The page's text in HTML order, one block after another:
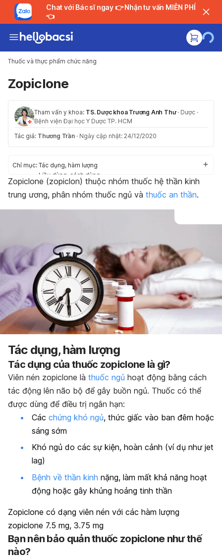
Chat với Bác sĩ ngay 👉 Nhận tư vấn MIỄN PHÍ
👈
Thuốc và thực phẩm chức năng
Zopiclone
Tham vấn y khoa: TS. Dược khoa Trương Anh Thư · Dược ·
Bệnh viện Đại học Y Dược TP. HCM
Tác giả: Thương Trần · Ngày cập nhật: 24/12/2020
Chỉ mục: Tác dụng, hàm lượng
Liều dùng, cách dùng
Tác dụng phụ
Thận trọng/Cảnh báo
Zopiclone (zopiclon) thuộc nhóm thuốc hệ thần kinh
trung ương, phân nhóm thuốc ngủ và thuốc an thần.
Tác dụng, hàm lượng
Tác dụng của thuốc zopiclone là gì?
Viên nén zopiclone là thuốc ngủ hoạt động bằng cách
tác động lên não bộ để gây buồn ngủ. Thuốc có thể
được dùng để điều trị ngắn hạn:
Các chứng khó ngủ, thức giấc vào ban đêm hoặc
sáng sớm
Khó ngủ do các sự kiện, hoàn cảnh (ví dụ như jet
lag)
Bệnh về thần kinh nặng, làm mất khả năng hoạt
động hoặc gây khủng hoảng tinh thần
Zopiclone có dạng viên nén với các hàm lượng
zopiclone 7.5 mg, 3.75 mg
Bạn nên bảo quản thuốc zopiclone như thế
nào?